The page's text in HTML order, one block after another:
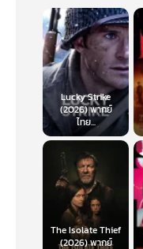
Lucky Strike
(2026) พากย์
ไทย...
The Isolate Thief
(2026) พากย์